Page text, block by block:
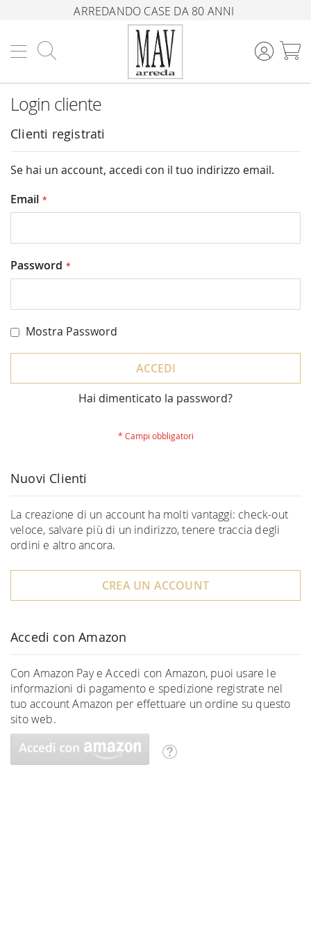
ARREDANDO CASE DA 80 ANNI
Login cliente
Clienti registrati
Se hai un account, accedi con il tuo indirizzo email.
Email
Password
Mostra Password
ACCEDI
Hai dimenticato la password?
Nuovi Clienti
La creazione di un account ha molti vantaggi: check-out
veloce, salvare più di un indirizzo, tenere traccia degli
ordini e altro ancora.
CREA UN ACCOUNT
Accedi con Amazon
Con Amazon Pay e Accedi con Amazon, puoi usare le
informazioni di pagamento e spedizione registrate nel
tuo account Amazon per effettuare un ordine su questo
sito web.